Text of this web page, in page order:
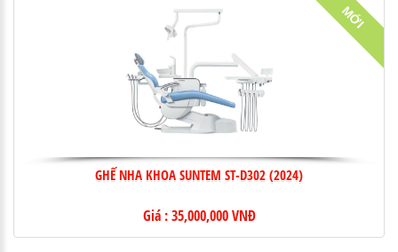
MỚI
GHẾ NHA KHOA SUNTEM ST-D302 (2024)
Giá : 35,000,000 VNĐ